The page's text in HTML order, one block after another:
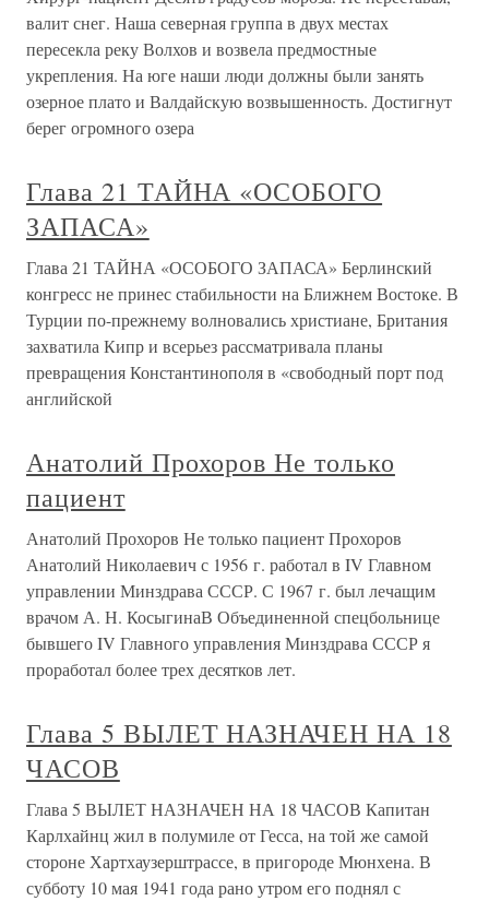
валит снег. Наша северная группа в двух местах
пересекла реку Волхов и возвела предмостные
укрепления. На юге наши люди должны были занять
озерное плато и Валдайскую возвышенность. Достигнут
берег огромного озера
Глава 21 ТАЙНА «ОСОБОГО
ЗАПАСА»
Глава 21 ТАЙНА «ОСОБОГО ЗАПАСА» Берлинский
конгресс не принес стабильности на Ближнем Востоке. В
Турции по-прежнему волновались христиане, Британия
захватила Кипр и всерьез рассматривала планы
превращения Константинополя в «свободный порт под
английской
Анатолий Прохоров Не только
пациент
Анатолий Прохоров Не только пациент Прохоров
Анатолий Николаевич с 1956 г. работал в IV Главном
управлении Минздрава СССР. С 1967 г. был лечащим
врачом А. Н. КосыгинаВ Объединенной спецбольнице
бывшего IV Главного управления Минздрава СССР я
проработал более трех десятков лет.
Глава 5 ВЫЛЕТ НАЗНАЧЕН НА 18
ЧАСОВ
Глава 5 ВЫЛЕТ НАЗНАЧЕН НА 18 ЧАСОВ Капитан
Карлхайнц жил в полумиле от Гесса, на той же самой
стороне Хартхаузерштрассе, в пригороде Мюнхена. В
субботу 10 мая 1941 года рано утром его поднял с